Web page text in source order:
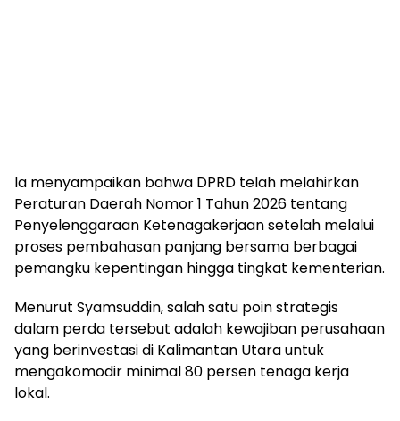
Ia menyampaikan bahwa DPRD telah melahirkan
Peraturan Daerah Nomor 1 Tahun 2026 tentang
Penyelenggaraan Ketenagakerjaan setelah melalui
proses pembahasan panjang bersama berbagai
pemangku kepentingan hingga tingkat kementerian.
Menurut Syamsuddin, salah satu poin strategis
dalam perda tersebut adalah kewajiban perusahaan
yang berinvestasi di Kalimantan Utara untuk
mengakomodir minimal 80 persen tenaga kerja
lokal.